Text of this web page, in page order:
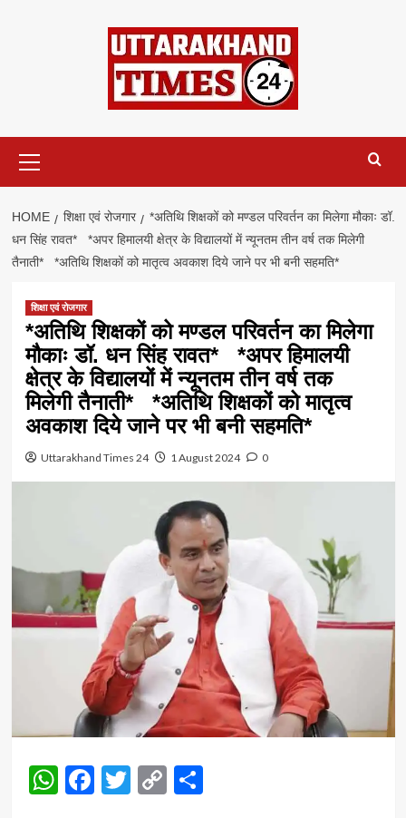
Menu
HOME शिक्षा एवं रोजगार
*अतिथि शिक्षकों को मण्डल परिवर्तन का मिलेगा मौकाः डॉ.
धन सिंह रावत* *अपर हिमालयी क्षेत्र के विद्यालयों में न्यूनतम तीन वर्ष तक मिलेगी
तैनाती* *अतिथि शिक्षकों को मातृत्व अवकाश दिये जाने पर भी बनी सहमति*
शिक्षा एवं रोजगार
*अतिथि शिक्षकों को मण्डल परिवर्तन का मिलेगा
मौकाः डॉ. धन सिंह रावत* *अपर हिमालयी
क्षेत्र के विद्यालयों में न्यूनतम तीन वर्ष तक
मिलेगी तैनाती* *अतिथि शिक्षकों को मातृत्व
अवकाश दिये जाने पर भी बनी सहमति*
Uttarakhand Times 24 1 August 2024 0
WhatsApp
Facebook
Twitter
CopyShare